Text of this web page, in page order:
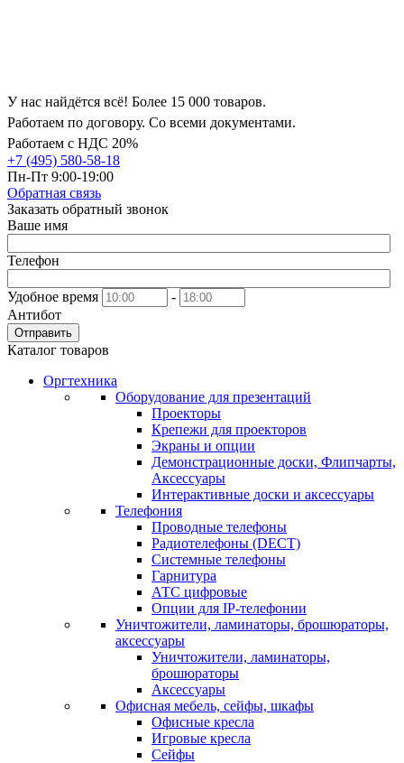
У нас найдётся всё! Более 15 000 товаров.
Работаем по договору. Со всеми документами.
Работаем с НДС 20%
+7 (495) 580-58-18
Пн-Пт 9:00-19:00
Обратная связь
Заказать обратный звонок
Ваше имя
Телефон
Удобное время
-
Антибот
Отправить
Каталог товаров
Оргтехника
Оборудование для презентаций
Проекторы
Крепежи для проекторов
Экраны и опции
Демонстрационные доски, Флипчарты,
Аксессуары
Интерактивные доски и аксессуары
Телефония
Проводные телефоны
Радиотелефоны (DECT)
Системные телефоны
Гарнитура
АТС цифровые
Опции для IP-телефонии
Уничтожители, ламинаторы, брошюраторы,
аксессуары
Уничтожители, ламинаторы,
брошюраторы
Аксессуары
Офисная мебель, сейфы, шкафы
Офисные кресла
Игровые кресла
Сейфы